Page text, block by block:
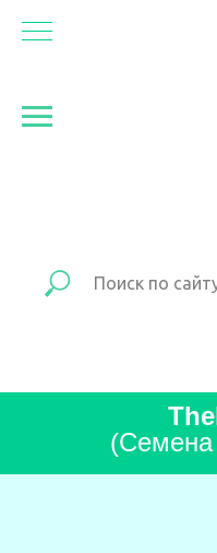
(Семена